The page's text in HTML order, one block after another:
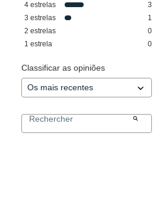
4 estrelas
3
3 estrelas
1
2 estrelas
0
1 estrela 0
Classificar as opiniões